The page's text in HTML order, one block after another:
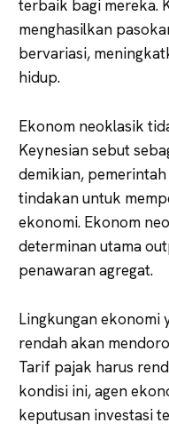
terbaik bagi mereka.
menghasilkan
bervariasi,
hidup.
Ekonom neoklasik
Keynesian sebut
demikian,
tindakan untuk
ekonomi. Ekonom
determinan utama
penawaran agregat.
Lingkungan ekonomi
rendah akan
Tarif pajak harus
kondisi ini, agen
keputusan investasi